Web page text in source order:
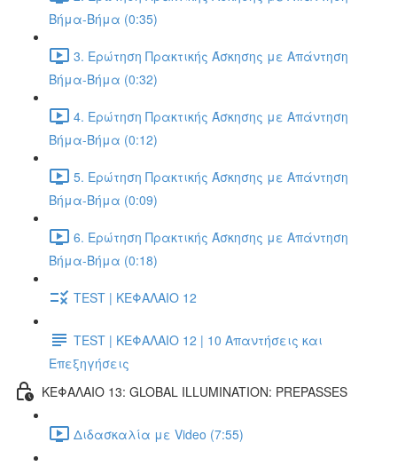
Βήμα-Βήμα (0:35)
3. Ερώτηση Πρακτικής Άσκησης με Απάντηση
Βήμα-Βήμα (0:32)
4. Ερώτηση Πρακτικής Άσκησης με Απάντηση
Βήμα-Βήμα (0:12)
5. Ερώτηση Πρακτικής Άσκησης με Απάντηση
Βήμα-Βήμα (0:09)
6. Ερώτηση Πρακτικής Άσκησης με Απάντηση
Βήμα-Βήμα (0:18)
TEST | ΚΕΦΑΛΑΙΟ 12
TEST | ΚΕΦΑΛΑΙΟ 12 | 10 Απαντήσεις και
Επεξηγήσεις
ΚΕΦΑΛΑΙΟ 13: GLOBAL ILLUMINATION: PREPASSES
Διδασκαλία με Video (7:55)